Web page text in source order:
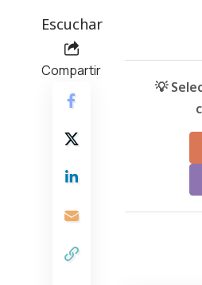
Escuchar
Compartir
💡